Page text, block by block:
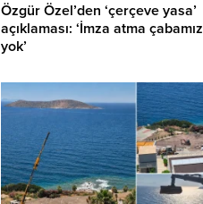
Özgür Özel’den ‘çerçeve yasa’
açıklaması: ‘İmza atma çabamız
yok’